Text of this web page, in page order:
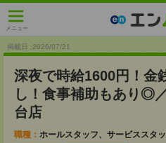
メニュー
掲載日 :2026/07/21
深夜で時給1600円！金
し！食事補助もあり◎
台店
職種： ホールスタッフ、サービススタッ